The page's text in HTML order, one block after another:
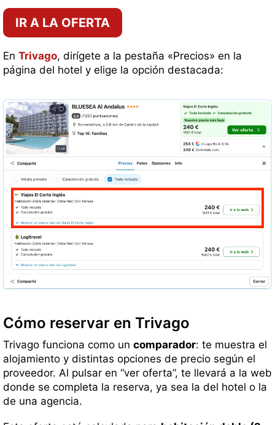
IR A LA OFERTA
En Trivago, dirígete a la pestaña «Precios» en la
página del hotel y elige la opción destacada:
Cómo reservar en Trivago
Trivago funciona como un comparador: te muestra el
alojamiento y distintas opciones de precio según el
proveedor. Al pulsar en “ver oferta”, te llevará a la web
donde se completa la reserva, ya sea la del hotel o la
de una agencia.